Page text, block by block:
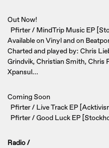
Out Now!
Pfirter / MindTrip Music EP
Available on Vinyl and on
Charted and played by: Chris
Grindvik, Christian Smith, Chris
Xpansul...
Coming Soon
Pfirter / Live Track EP
Pfirter / Good Luck EP
Radio /